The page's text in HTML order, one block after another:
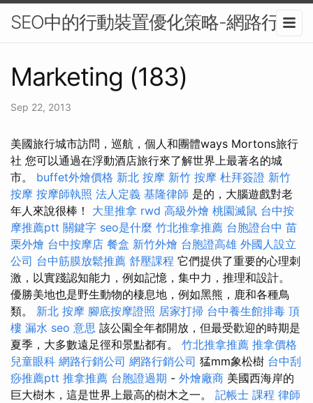
SEO中的行動裝置優化策略-網路行銷
Marketing (183)
Sep 22, 2013
美國旅行城市訪問，巡航，個人和團體ways Mortons旅行
社 您可以通過在浮動酒店旅行來了解世界上最著名的城
市。 buffet外燴價格 新北 按摩 新竹 按摩 杜拜簽證 新竹
按摩 按摩師執照 法人定義 基隆律師 是的，大腦遊戲對老
年人來說很棒！ 大里推拿 rwd 高級外燴 桃園滅鼠 台中按
摩推薦ptt 關鍵字 seo是什麼 竹北推拿推薦 台胞證台中 苗
栗外燴 台中按摩店 餐盒 新竹外燴 台胞證高雄 外國人設立
公司 台中筋膜放鬆推薦 舒壓課程 它們提供了重要的心理刺
激，以實踐認知能力，例如記憶，集中力，推理和設計。
優勝美地也是野生動物的棲息地，例如黑熊，鹿和各種鳥
類。 新北 按摩 腳底按摩證照 居家打掃 台中養生館排毒 頂
樓 漏水 seo 意思 該公園全年都開放，但最受歡迎的時期是
夏季，大多數遠足徑和景點都有。 竹北推拿推薦 推拿價格
兒童眼科 網路行銷公司 網路行銷公司 猛mm象松樹 台中刮
痧推薦ptt 推拿推薦 台胞證過期 - 外燴廠商 美國西海岸的
巨大樹木，這是世界上最高的樹木之一。 記帳士 課程 律師